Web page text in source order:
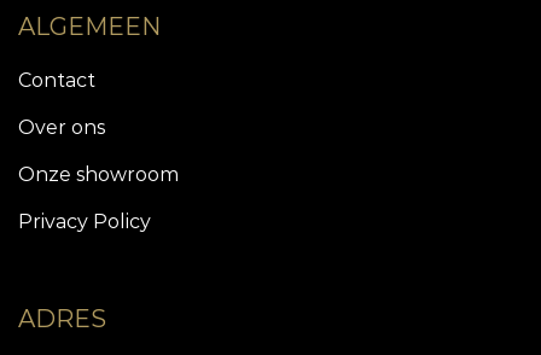
ALGEMEEN
Contact
Over ons
Onze showroom
Privacy Policy
ADRES